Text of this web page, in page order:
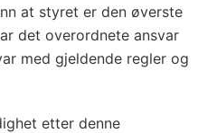
at styret er den øverste
det overordnete ansvar
med gjeldende regler og
etter denne